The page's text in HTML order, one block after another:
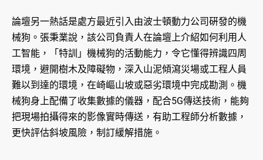
論壇另一熱話是處方最近引入由波士頓動力公司硏發的機
械狗。張秉業說，該公司負責人在論壇上介紹如何利用人
工智能，「特訓」機械狗的活動能力，令它懂得辨識四周
環境，避開樹木及障礙物，深入山泥傾瀉災場或工程人員
難以到達的環境，在崎嶇山坡或惡劣環境中完成勘測。機
械狗身上配備了收集數據的儀器，配合5G傳送技術，能夠
把現場拍攝得來的影像實時傳送，有助工程師分析數據，
更快評估斜坡風險，制訂緩解措施。